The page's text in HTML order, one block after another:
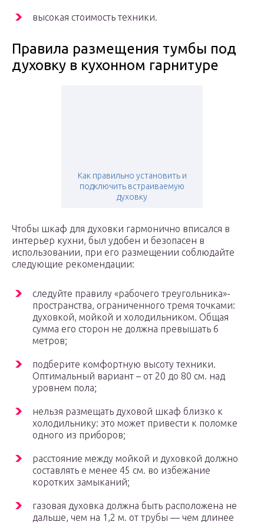
высокая стоимость техники.
Правила размещения тумбы под
духовку в кухонном гарнитуре
Как правильно установить и
подключить встраиваемую
духовку
Чтобы шкаф для духовки гармонично вписался в
интерьер кухни, был удобен и безопасен в
использовании, при его размещении соблюдайте
следующие рекомендации:
следуйте правилу «рабочего треугольника»-
пространства, ограниченного тремя точками:
духовкой, мойкой и холодильником. Общая
сумма его сторон не должна превышать 6
метров;
подберите комфортную высоту техники.
Оптимальный вариант – от 20 до 80 см. над
уровнем пола;
нельзя размещать духовой шкаф близко к
холодильнику: это может привести к поломке
одного из приборов;
расстояние между мойкой и духовкой должно
составлять е менее 45 см. во избежание
коротких замыканий;
газовая духовка должна быть расположена не
дальше, чем на 1,2 м. от трубы — чем длинее